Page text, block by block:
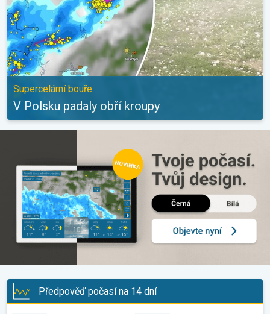
Supercelární bouře
V Polsku padaly obří kroupy
Předpověď počasí na 14 dní